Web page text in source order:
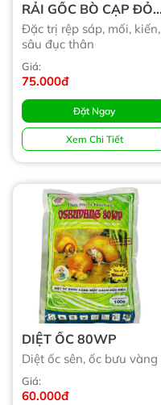
RẢI GỐC BÒ CẠP ĐỎ
(Tạm Hết)
Đặc trị rệp sáp, mối, kiến,
sâu đục thân
Giá:
75.000đ
Đặt Ngay
Xem Chi Tiết
DIỆT ỐC 80WP
Diệt ốc sên, ốc bưu vàng
Giá:
60.000đ